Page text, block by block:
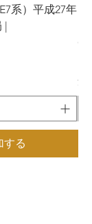
系）平成27年
|
する
消